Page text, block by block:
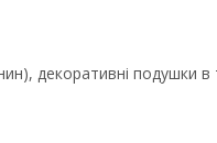
декоративні подушки в